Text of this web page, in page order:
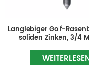
Langlebiger Golf-
soliden Zinken, 3/4
WEITERLESEN